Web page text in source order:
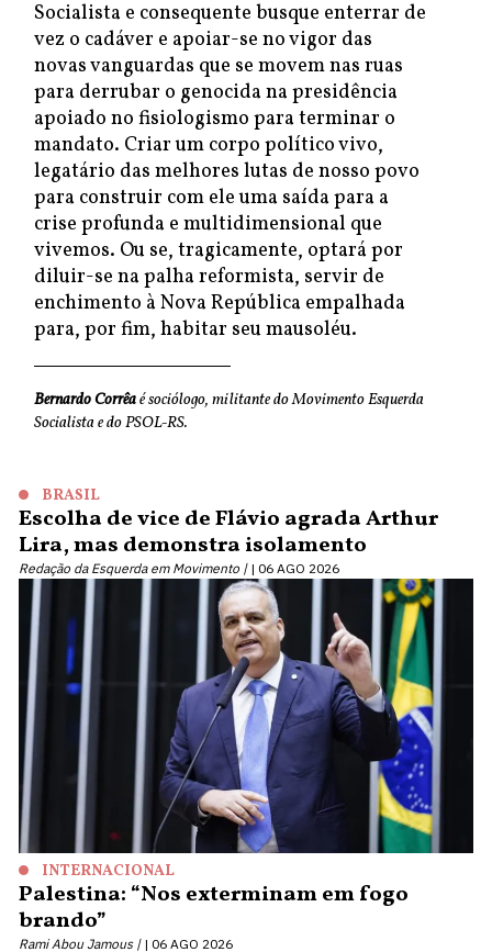
Socialista e consequente busque enterrar de
vez o cadáver e apoiar-se no vigor das
novas vanguardas que se movem nas ruas
para derrubar o genocida na presidência
apoiado no fisiologismo para terminar o
mandato. Criar um corpo político vivo,
legatário das melhores lutas de nosso povo
para construir com ele uma saída para a
crise profunda e multidimensional que
vivemos. Ou se, tragicamente, optará por
diluir-se na palha reformista, servir de
enchimento à Nova República empalhada
para, por fim, habitar seu mausoléu.
Bernardo Corrêaé sociólogo, militante do Movimento Esquerda
Socialista e do PSOL-RS.
BRASIL
Escolha de vice de Flávio agrada Arthur
Lira, mas demonstra isolamento
Redação da Esquerda em Movimento | 06 AGO 2026
INTERNACIONAL
Palestina: “Nos exterminam em fogo
brando”
Rami Abou Jamous | 06 AGO 2026